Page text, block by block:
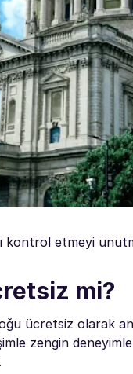
kontrol etmeyi
mi?
ücretsiz olarak
zengin